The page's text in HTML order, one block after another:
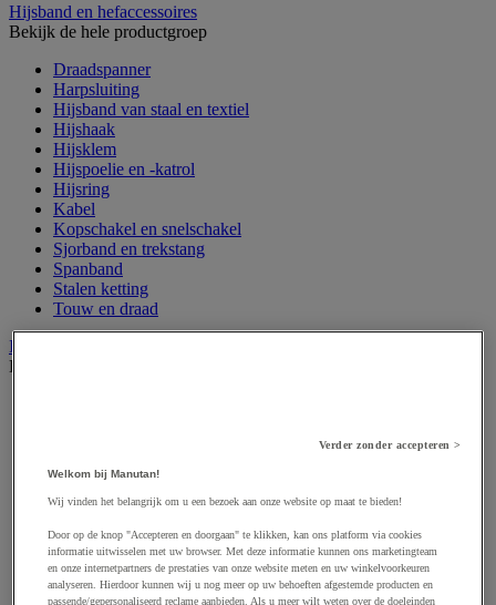
Hijsband en hefaccessoires
Bekijk de hele productgroep
Draadspanner
Harpsluiting
Hijsband van staal en textiel
Hijshaak
Hijsklem
Hijspoelie en -katrol
Hijsring
Kabel
Kopschakel en snelschakel
Sjorband en trekstang
Spanband
Stalen ketting
Touw en draad
Industriële en magazijnstellingen
Bekijk de hele productgroep
Middelzware stelling
Palletstelling
Stelling voor detail- en groothandel
Stellingen voor de automobielindustrie
Voedingstelling
Verder zonder accepteren >
Welkom bij Manutan!
Wij vinden het belangrijk om u een bezoek aan onze website op maat te bieden!
Door op de knop "Accepteren en doorgaan" te klikken, kan ons platform via cookies
informatie uitwisselen met uw browser. Met deze informatie kunnen ons marketingteam
en onze internetpartners de prestaties van onze website meten en uw winkelvoorkeuren
analyseren. Hierdoor kunnen wij u nog meer op uw behoeften afgestemde producten en
passende/gepersonaliseerd reclame aanbieden. Als u meer wilt weten over de doeleinden